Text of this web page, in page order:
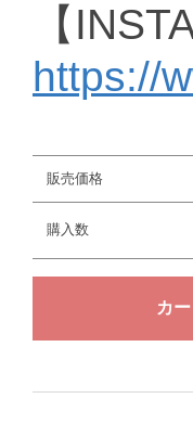
【
https://
販売価格
購入数